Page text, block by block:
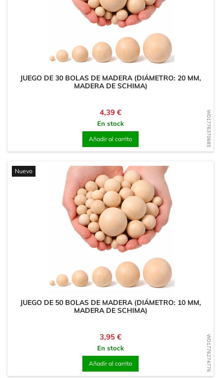
WD1776370685
JUEGO DE 30 BOLAS DE MADERA (DIÁMETRO: 20 MM,
MADERA DE SCHIMA)
Precio
4,39 €
En stock
Añadir al carrito
WD1776274776
Nuevo
JUEGO DE 50 BOLAS DE MADERA (DIÁMETRO: 10 MM,
MADERA DE SCHIMA)
Precio
3,95 €
En stock
Añadir al carrito